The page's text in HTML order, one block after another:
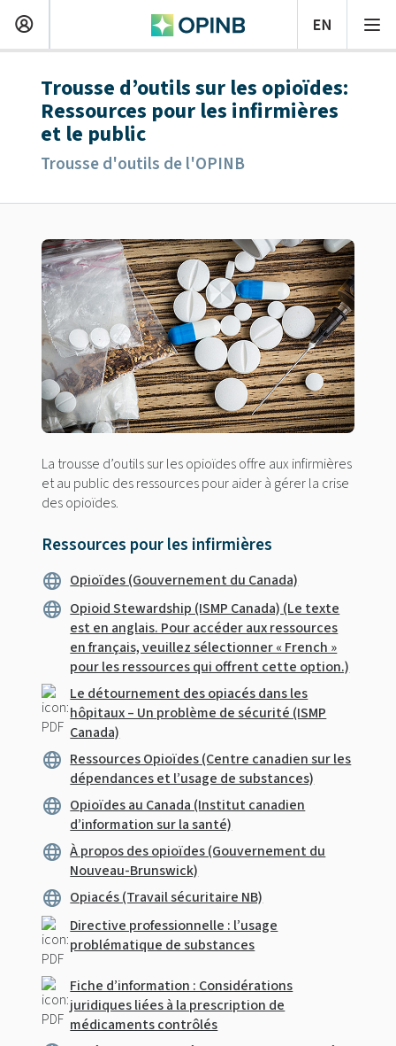
Trousse d’outils sur les opioïdes:
Ressources pour les infirmières
et le public
Trousse d'outils de l'OPINB
La trousse d’outils sur les opioïdes offre aux infirmières
et au public des ressources pour aider à gérer la crise
des opioïdes.
Ressources pour les infirmières
Opioïdes (Gouvernement du Canada)
Opioid Stewardship (ISMP Canada) (Le texte
est en anglais. Pour accéder aux ressources
en français, veuillez sélectionner « French »
pour les ressources qui offrent cette option.)
Le détournement des opiacés dans les
hôpitaux – Un problème de sécurité (ISMP
Canada)
Ressources Opioïdes (Centre canadien sur les
dépendances et l’usage de substances)
Opioïdes au Canada (Institut canadien
d’information sur la santé)
À propos des opioïdes (Gouvernement du
Nouveau-Brunswick)
Opiacés (Travail sécuritaire NB)
Directive professionnelle : l’usage
problématique de substances
Fiche d’information : Considérations
juridiques liées à la prescription de
médicaments contrôlés